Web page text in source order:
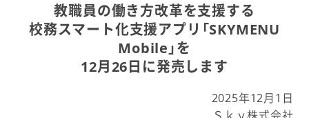
教職員の働き方改革を支援する
校務スマート化支援アプリ「SKYMENU
Mobile」を
12月26日に発売します
2025年12月1日